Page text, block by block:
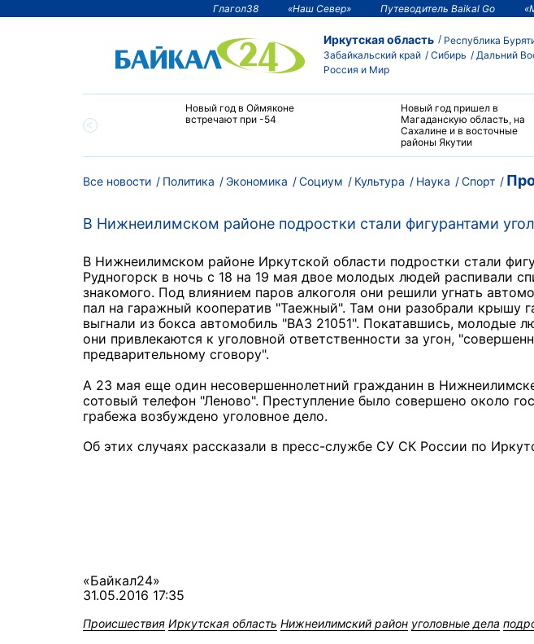
Глагол38 «Наш Север» Путеводитель Baikal Go
Иркутская область
Республика
Забайкальский край
Сибирь Дальний
Россия и Мир
Новый год в Оймяконе
встречают при -54
Новый год пришел в
Магаданскую область, на
Сахалине и в восточные
районы Якутии
Все новости Политика Экономика Социум Культура Наука Спорт
В Нижнеилимском районе подростки стали фигурантами
В Нижнеилимском районе Иркутской области подростки стали
Рудногорск в ночь с 18 на 19 мая двое молодых людей распивали
знакомого. Под влиянием паров алкоголя они решили угнать
пал на гаражный кооператив "Таежный". Там они разобрали крышу
выгнали из бокса автомобиль "ВАЗ 21051". Покатавшись, молодые
они привлекаются к уголовной ответственности за угон,
предварительному сговору".
А 23 мая еще один несовершеннолетний гражданин в
сотовый телефон "Леново". Преступление было совершено около
грабежа возбуждено уголовное дело.
Об этих случаях рассказали в пресс-службе СУ СК России по
«Байкал24»
31.05.2016 17:35
Происшествия Иркутская область Нижнеилимский район уголовные дела